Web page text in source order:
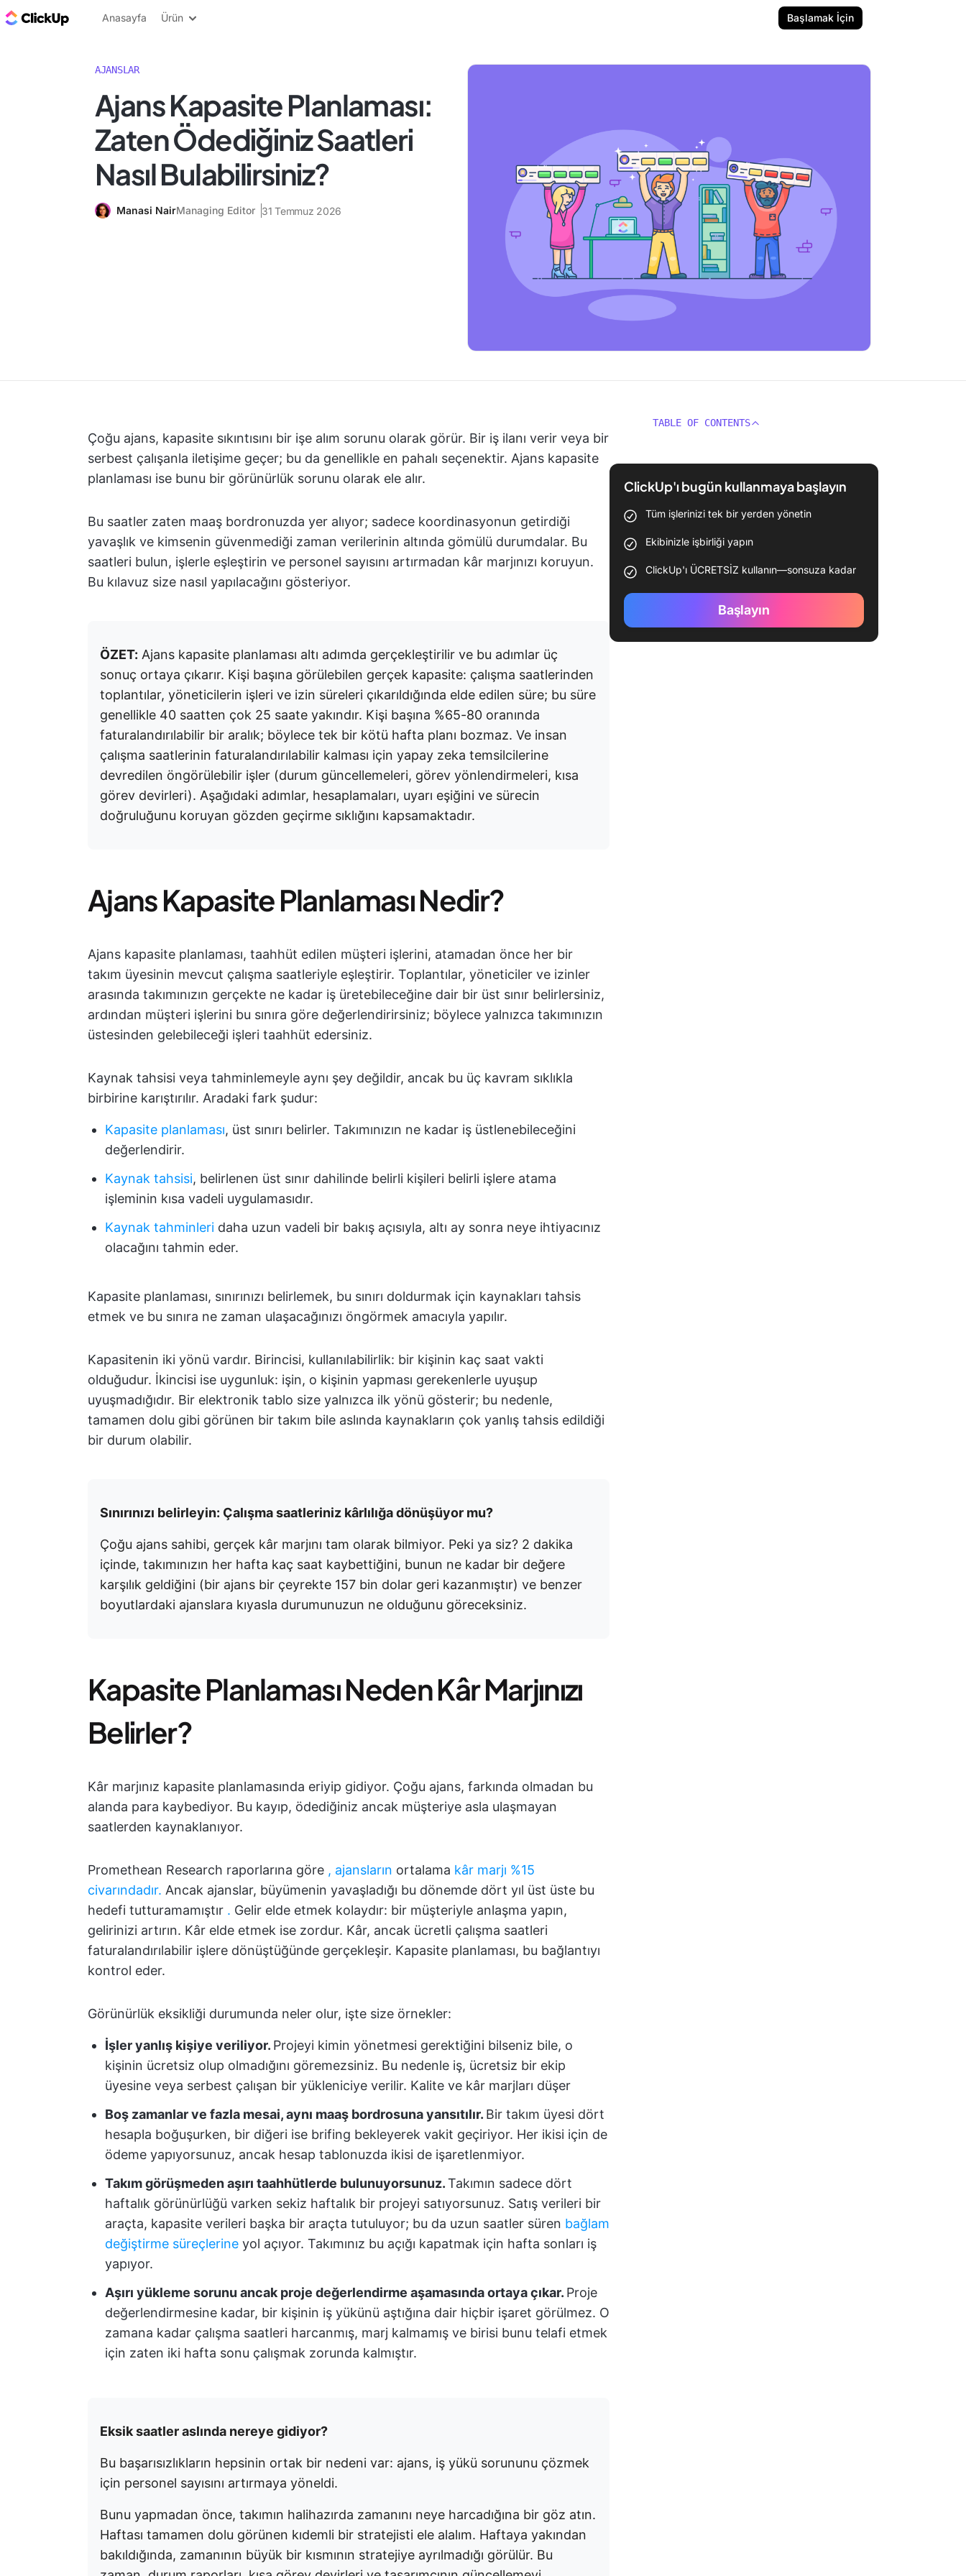
ClickUp Blog
Anasayfa Ürün Başlamak İçin
AJANSLAR
Ajans Kapasite Planlaması:
Zaten Ödediğiniz Saatleri
Nasıl Bulabilirsiniz?
Manasi NairManaging Editor 31 Temmuz 2026
Çoğu ajans, kapasite sıkıntısını bir işe alım sorunu olarak görür. Bir iş ilanı verir veya bir
serbest çalışanla iletişime geçer; bu da genellikle en pahalı seçenektir. Ajans kapasite
planlaması ise bunu bir görünürlük sorunu olarak ele alır.
Bu saatler zaten maaş bordronuzda yer alıyor; sadece koordinasyonun getirdiği
yavaşlık ve kimsenin güvenmediği zaman verilerinin altında gömülü durumdalar. Bu
saatleri bulun, işlerle eşleştirin ve personel sayısını artırmadan kâr marjınızı koruyun.
Bu kılavuz size nasıl yapılacağını gösteriyor.
ÖZET: Ajans kapasite planlaması altı adımda gerçekleştirilir ve bu adımlar üç
sonuç ortaya çıkarır. Kişi başına görülebilen gerçek kapasite: çalışma saatlerinden
toplantılar, yöneticilerin işleri ve izin süreleri çıkarıldığında elde edilen süre; bu süre
genellikle 40 saatten çok 25 saate yakındır. Kişi başına %65-80 oranında
faturalandırılabilir bir aralık; böylece tek bir kötü hafta planı bozmaz. Ve insan
çalışma saatlerinin faturalandırılabilir kalması için yapay zeka temsilcilerine
devredilen öngörülebilir işler (durum güncellemeleri, görev yönlendirmeleri, kısa
görev devirleri). Aşağıdaki adımlar, hesaplamaları, uyarı eşiğini ve sürecin
doğruluğunu koruyan gözden geçirme sıklığını kapsamaktadır.
Ajans Kapasite Planlaması Nedir?
Ajans kapasite planlaması, taahhüt edilen müşteri işlerini, atamadan önce her bir
takım üyesinin mevcut çalışma saatleriyle eşleştirir. Toplantılar, yöneticiler ve izinler
arasında takımınızın gerçekte ne kadar iş üretebileceğine dair bir üst sınır belirlersiniz,
ardından müşteri işlerini bu sınıra göre değerlendirirsiniz; böylece yalnızca takımınızın
üstesinden gelebileceği işleri taahhüt edersiniz.
Kaynak tahsisi veya tahminlemeyle aynı şey değildir, ancak bu üç kavram sıklıkla
birbirine karıştırılır. Aradaki fark şudur:
Kapasite planlaması, üst sınırı belirler. Takımınızın ne kadar iş üstlenebileceğini
değerlendirir.
Kaynak tahsisi, belirlenen üst sınır dahilinde belirli kişileri belirli işlere atama
işleminin kısa vadeli uygulamasıdır.
Kaynak tahminleri daha uzun vadeli bir bakış açısıyla, altı ay sonra neye ihtiyacınız
olacağını tahmin eder.
Kapasite planlaması, sınırınızı belirlemek, bu sınırı doldurmak için kaynakları tahsis
etmek ve bu sınıra ne zaman ulaşacağınızı öngörmek amacıyla yapılır.
Kapasitenin iki yönü vardır. Birincisi, kullanılabilirlik: bir kişinin kaç saat vakti
olduğudur. İkincisi ise uygunluk: işin, o kişinin yapması gerekenlerle uyuşup
uyuşmadığıdır. Bir elektronik tablo size yalnızca ilk yönü gösterir; bu nedenle,
tamamen dolu gibi görünen bir takım bile aslında kaynakların çok yanlış tahsis edildiği
bir durum olabilir.
Sınırınızı belirleyin: Çalışma saatleriniz kârlılığa dönüşüyor mu?
Çoğu ajans sahibi, gerçek kâr marjını tam olarak bilmiyor. Peki ya siz? 2 dakika
içinde, takımınızın her hafta kaç saat kaybettiğini, bunun ne kadar bir değere
karşılık geldiğini (bir ajans bir çeyrekte 157 bin dolar geri kazanmıştır) ve benzer
boyutlardaki ajanslara kıyasla durumunuzun ne olduğunu göreceksiniz.
Kapasite Planlaması Neden Kâr Marjınızı
Belirler?
Kâr marjınız kapasite planlamasında eriyip gidiyor. Çoğu ajans, farkında olmadan bu
alanda para kaybediyor. Bu kayıp, ödediğiniz ancak müşteriye asla ulaşmayan
saatlerden kaynaklanıyor.
Promethean Research raporlarına göre , ajansların ortalama kâr marjı %15
civarındadır. Ancak ajanslar, büyümenin yavaşladığı bu dönemde dört yıl üst üste bu
hedefi tutturamamıştır . Gelir elde etmek kolaydır: bir müşteriyle anlaşma yapın,
gelirinizi artırın. Kâr elde etmek ise zordur. Kâr, ancak ücretli çalışma saatleri
faturalandırılabilir işlere dönüştüğünde gerçekleşir. Kapasite planlaması, bu bağlantıyı
kontrol eder.
Görünürlük eksikliği durumunda neler olur, işte size örnekler:
İşler yanlış kişiye veriliyor. Projeyi kimin yönetmesi gerektiğini bilseniz bile, o
kişinin ücretsiz olup olmadığını göremezsiniz. Bu nedenle iş, ücretsiz bir ekip
üyesine veya serbest çalışan bir yükleniciye verilir. Kalite ve kâr marjları düşer
Boş zamanlar ve fazla mesai, aynı maaş bordrosuna yansıtılır. Bir takım üyesi dört
hesapla boğuşurken, bir diğeri ise brifing bekleyerek vakit geçiriyor. Her ikisi için de
ödeme yapıyorsunuz, ancak hesap tablonuzda ikisi de işaretlenmiyor.
Takım görüşmeden aşırı taahhütlerde bulunuyorsunuz.Takımın sadece dört
haftalık görünürlüğü varken sekiz haftalık bir projeyi satıyorsunuz. Satış verileri bir
araçta, kapasite verileri başka bir araçta tutuluyor; bu da uzun saatler süren bağlam
değiştirme süreçlerine yol açıyor. Takımınız bu açığı kapatmak için hafta sonları iş
yapıyor.
Aşırı yükleme sorunu ancak proje değerlendirme aşamasında ortaya çıkar. Proje
değerlendirmesine kadar, bir kişinin iş yükünü aştığına dair hiçbir işaret görülmez. O
zamana kadar çalışma saatleri harcanmış, marj kalmamış ve birisi bunu telafi etmek
için zaten iki hafta sonu çalışmak zorunda kalmıştır.
Eksik saatler aslında nereye gidiyor?
Bu başarısızlıkların hepsinin ortak bir nedeni var: ajans, iş yükü sorununu çözmek
için personel sayısını artırmaya yöneldi.
Bunu yapmadan önce, takımın halihazırda zamanını neye harcadığına bir göz atın.
Haftası tamamen dolu görünen kıdemli bir stratejisti ele alalım. Haftaya yakından
bakıldığında, zamanının büyük bir kısmının stratejiye ayrılmadığı görülür. Bu
TABLE OF CONTENTS
ClickUp'ı bugün kullanmaya başlayın
Tüm işlerinizi tek bir yerden yönetin
Ekibinizle işbirliği yapın
ClickUp'ı ÜCRETSİZ kullanın—sonsuza kadar
Başlayın